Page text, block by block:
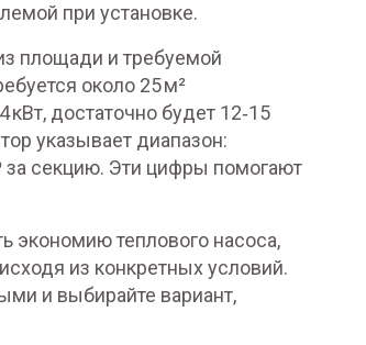
при установке.
площади и требуемой
около 25 м²
достаточно будет 12‑15
указывает диапазон:
за секцию. Эти цифры помогают
экономию теплового насоса,
из конкретных условий.
и выбирайте вариант,